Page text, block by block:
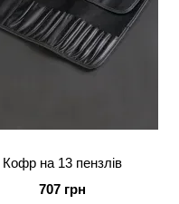
Кофр на 13 пензлів
707 грн